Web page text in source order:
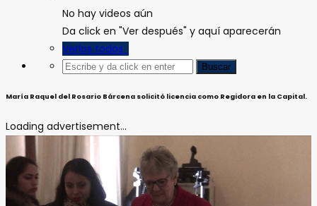
No hay videos aún
Da click en "Ver después" y aquí aparecerán
Verlos todos
María Raquel del Rosario Bárcena solicitó licencia como Regidora en la Capital.
Loading advertisement...